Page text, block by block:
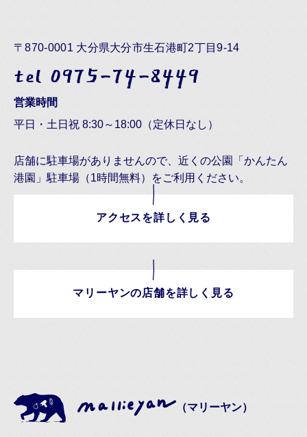
〒870-0001 大分県大分市生石港町2丁目9-14
tel 0975-74-8449
営業時間
平日・土日祝 8:30～18:00（定休日なし）
店舗に駐車場がありませんので、近くの公園「かんたん
港園」駐車場（1時間無料）をご利用ください。
アクセスを詳しく見る
マリーヤンの店舗を詳しく見る
（マリーヤン）